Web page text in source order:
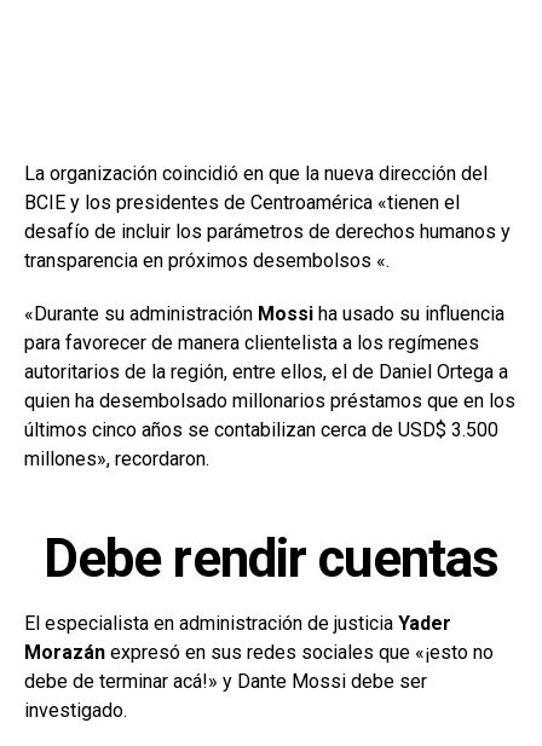
La organización coincidió en que la nueva dirección del
BCIE y los presidentes de Centroamérica «tienen el
desafío de incluir los parámetros de derechos humanos y
transparencia en próximos desembolsos «.
«Durante su administración Mossi ha usado su influencia
para favorecer de manera clientelista a los regímenes
autoritarios de la región, entre ellos, el de Daniel Ortega a
quien ha desembolsado millonarios préstamos que en los
últimos cinco años se contabilizan cerca de USD$ 3.500
millones», recordaron.
Debe rendir cuentas
El especialista en administración de justicia Yader
Morazán expresó en sus redes sociales que «¡esto no
debe de terminar acá!» y Dante Mossi debe ser
investigado.